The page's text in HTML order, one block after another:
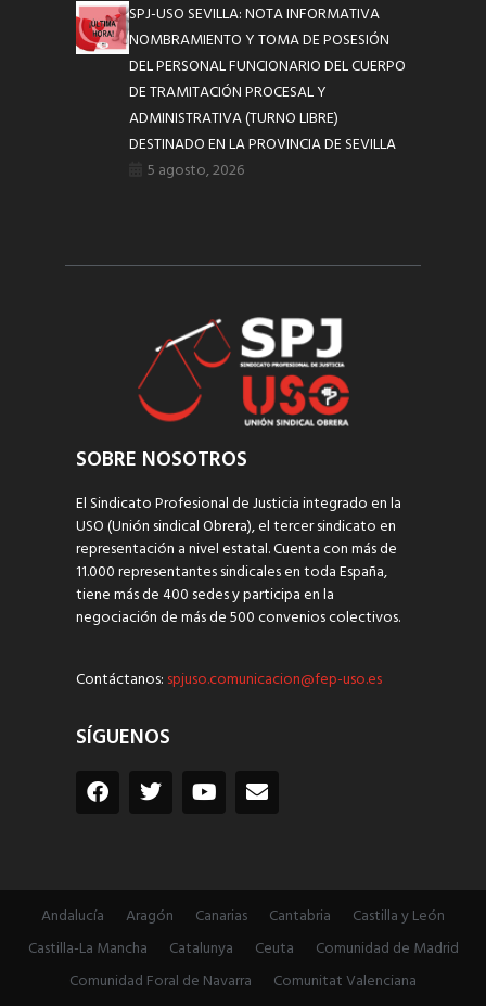
SPJ-USO SEVILLA: NOTA INFORMATIVA
NOMBRAMIENTO Y TOMA DE POSESIÓN
DEL PERSONAL FUNCIONARIO DEL CUERPO
DE TRAMITACIÓN PROCESAL Y
ADMINISTRATIVA (TURNO LIBRE)
DESTINADO EN LA PROVINCIA DE SEVILLA
5 agosto, 2026
SOBRE NOSOTROS
El Sindicato Profesional de Justicia integrado en la
USO (Unión sindical Obrera), el tercer sindicato en
representación a nivel estatal. Cuenta con más de
11.000 representantes sindicales en toda España,
tiene más de 400 sedes y participa en la
negociación de más de 500 convenios colectivos.
Contáctanos: spjuso.comunicacion@fep-uso.es
SÍGUENOS
Andalucía Aragón Canarias Cantabria
Castilla y León
Castilla-La Mancha
Catalunya Ceuta
Comunidad de Madrid
Comunidad Foral de Navarra
Comunitat Valenciana